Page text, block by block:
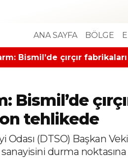
ANA SAYFA BÖLGE
Bismil’de çırçır
Bismil’de
tehlikede
Odası (DTSO) Başkan
sanayisini durma